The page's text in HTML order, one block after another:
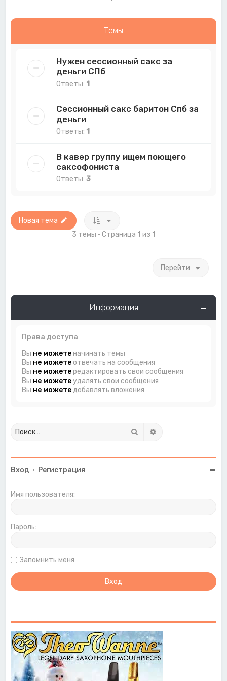
Темы
Нужен сессионный сакс за
деньги СПб
Ответы: 1
Сессионный сакс баритон Спб за
деньги
Ответы: 1
В кавер группу ищем поющего
саксофониста
Ответы:3
Новая тема
3 темы • Страница 1 из 1
Перейти
Информация
Права доступа
Вы не можетеначинать темы
Вы не можетеотвечать на сообщения
Вы не можетередактировать свои сообщения
Вы не можетеудалять свои сообщения
Вы не можетедобавлять вложения
Поиск
Вход • Регистрация
Имя пользователя:
Пароль:
Запомнить меня